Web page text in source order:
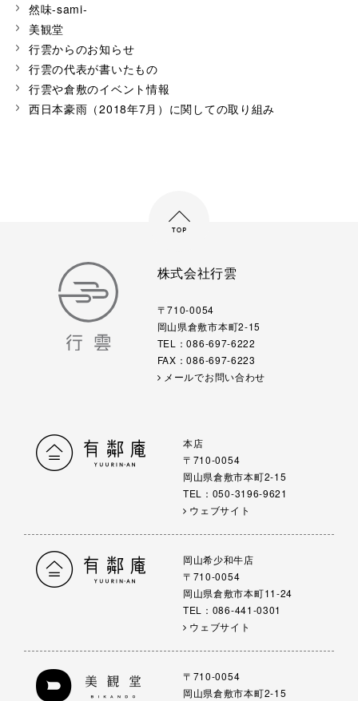
然味-sami-
美観堂
行雲からのお知らせ
行雲の代表が書いたもの
行雲や倉敷のイベント情報
西日本豪雨（2018年7月）に関しての取り組み
株式会社行雲
〒710-0054
岡山県倉敷市本町2-15
TEL：086-697-6222
FAX：086-697-6223
メールでお問い合わせ
本店
〒710-0054
岡山県倉敷市本町2-15
TEL：050-3196-9621
ウェブサイト
岡山希少和牛店
〒710-0054
岡山県倉敷市本町11-24
TEL：086-441-0301
ウェブサイト
〒710-0054
岡山県倉敷市本町2-15